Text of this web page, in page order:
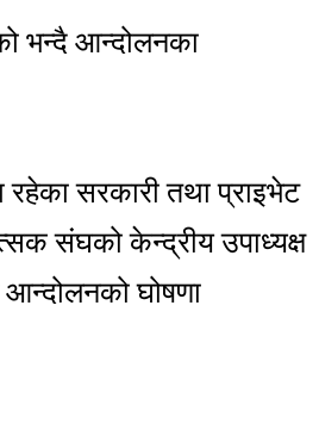
भन्दै आन्दोलनका
सरकारी तथा प्राइभेट
संघको केन्द्रीय उपाध्यक्ष
घोषणा